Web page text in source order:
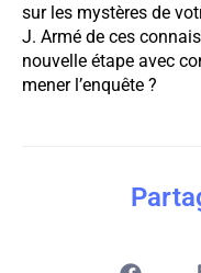
sur les mystères de
J. Armé de ces
nouvelle étape avec
mener l’enquête ?